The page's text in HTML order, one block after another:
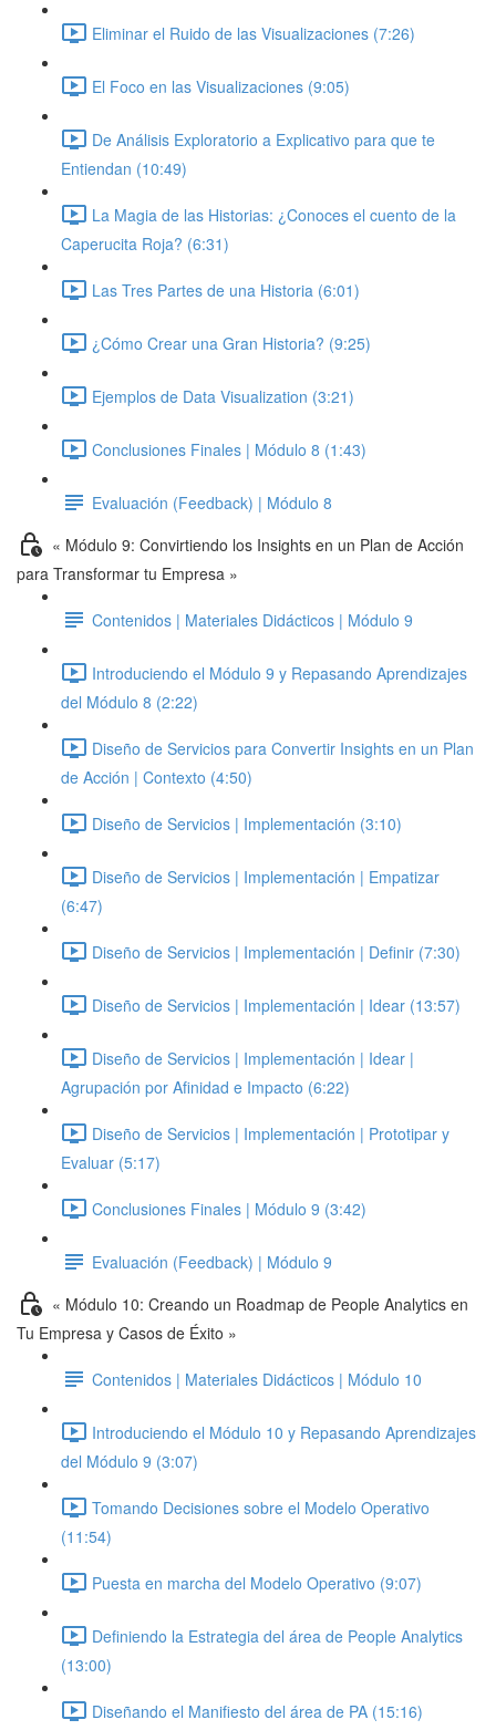
Eliminar el Ruido de las Visualizaciones (7:26)
El Foco en las Visualizaciones (9:05)
De Análisis Exploratorio a Explicativo para que te
Entiendan (10:49)
La Magia de las Historias: ¿Conoces el cuento de la
Caperucita Roja? (6:31)
Las Tres Partes de una Historia (6:01)
¿Cómo Crear una Gran Historia? (9:25)
Ejemplos de Data Visualization (3:21)
Conclusiones Finales | Módulo 8 (1:43)
Evaluación (Feedback) | Módulo 8
« Módulo 9: Convirtiendo los Insights en un Plan de Acción
para Transformar tu Empresa »
Contenidos | Materiales Didácticos | Módulo 9
Introduciendo el Módulo 9 y Repasando Aprendizajes
del Módulo 8 (2:22)
Diseño de Servicios para Convertir Insights en un Plan
de Acción | Contexto (4:50)
Diseño de Servicios | Implementación (3:10)
Diseño de Servicios | Implementación | Empatizar
(6:47)
Diseño de Servicios | Implementación | Definir (7:30)
Diseño de Servicios | Implementación | Idear (13:57)
Diseño de Servicios | Implementación | Idear |
Agrupación por Afinidad e Impacto (6:22)
Diseño de Servicios | Implementación | Prototipar y
Evaluar (5:17)
Conclusiones Finales | Módulo 9 (3:42)
Evaluación (Feedback) | Módulo 9
« Módulo 10: Creando un Roadmap de People Analytics en
Tu Empresa y Casos de Éxito »
Contenidos | Materiales Didácticos | Módulo 10
Introduciendo el Módulo 10 y Repasando Aprendizajes
del Módulo 9 (3:07)
Tomando Decisiones sobre el Modelo Operativo
(11:54)
Puesta en marcha del Modelo Operativo (9:07)
Definiendo la Estrategia del área de People Analytics
(13:00)
Diseñando el Manifiesto del área de PA (15:16)